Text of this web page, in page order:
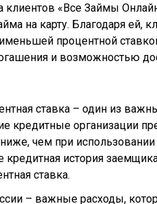
клиентов «Все Займы
на карту. Благодаря ей,
процентной
и возможностью
ставка – один из
кредитные организации
чем при
кредитная история
ставка.
– важные расходы,